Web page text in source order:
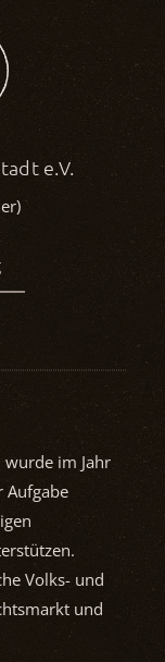
e.V.
wurde im Jahr
Aufgabe
Volks- und
und